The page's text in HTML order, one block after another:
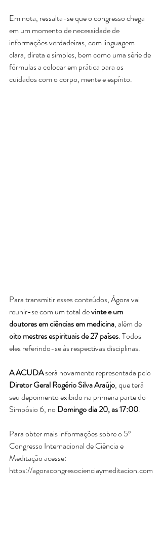
Em nota, ressalta-se que o congresso chega
em um momento de necessidade de
informações verdadeiras, com linguagem
clara, direta e simples, bem como uma série de
fórmulas a colocar em prática para os
cuidados com o corpo, mente e espírito.
Para transmitir esses conteúdos, Ágora vai
reunir-se com um total de vinte e um
doutores em ciências em medicina, além de
oito mestres espirituais de 27 países. Todos
eles referindo-se às respectivas disciplinas.
A ACUDA será novamente representada pelo
Diretor Geral Rogério Silva Araújo, que terá
seu depoimento exibido na primeira parte do
Simpósio 6, no Domingo dia 20, as 17:00.
Para obter mais informações sobre o 5º
Congresso Internacional de Ciência e
Meditação acesse:
https://agoracongresocienciaymeditacion.com